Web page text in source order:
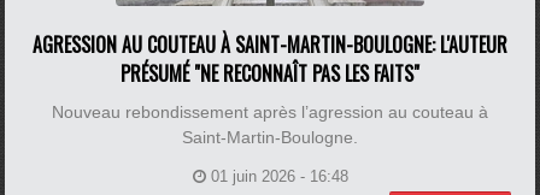
AGRESSION AU COUTEAU À SAINT-MARTIN-BOULOGNE: L'AUTEUR
PRÉSUMÉ "NE RECONNAÎT PAS LES FAITS"
Nouveau rebondissement après l’agression au couteau à
Saint-Martin-Boulogne.
01 juin 2026 - 16:48